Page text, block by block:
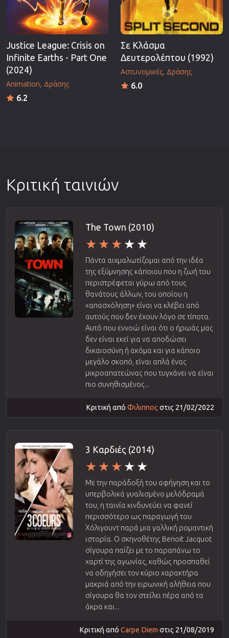
Justice League: Crisis on
Infinite Earths - Part One
(2024)
Animation Δράσης
6.2
Σε Κλάσμα
Δευτερολέπτου (1992)
Αστυνομικές Δράσης
6.0
Κριτική ταινιών
The Town (2010)
Πάντα αιχμαλωτίζομαι από την ιδέα
της εξύμνησης κάποιου που η ζωή του
περιστρέφεται γύρω από τους
θανάτους άλλων, του οποίου η
«απασχόληση» είναι να κλέβει από
αυτούς που δεν έχουν λόγο σε τίποτα.
Αυτό που εννοώ είναι ότι ο ήρωάς μας
δεν είναι εκεί για να αποδώσει
δικαιοσύνη ή ακόμα και για κάποιο
μεγάλο σκοπό, είναι απλά ένας
μικροαπατεώνας που τυγχάνει να είναι
πιο συνηθισμένος...
Κριτική από Φιλιππος στις 21/02/2022
3 Καρδιές (2014)
Με την παράδοξή του αφήγηση και το
υπερβολικά γυαλισμένο μελόδραμά
του, η ταινία κινδυνεύει να φανεί
περισσότερο ως παραγωγή του
Χόλιγουντ παρά μια γαλλική ρομαντική
ιστορία. Ο σκηνοθέτης Benoit Jacquot
σίγουρα παίζει με το παραπάνω το
χαρτί της αγωνίας, καθώς προσπαθεί
να οδηγήσει τον κύριο χαρακτήρα
μακριά από την ειρωνική αλήθεια που
σίγουρα θα τον στείλει πέρα από τα
άκρα και...
Κριτική από Carpe Diem στις 21/08/2019